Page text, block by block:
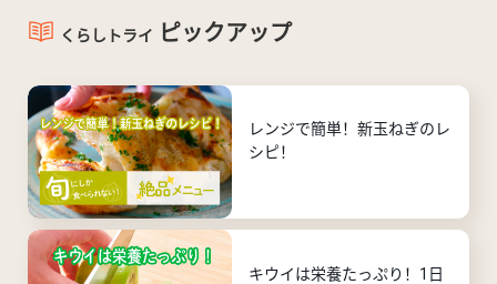
くらしトライ ピックアップ
レンジで簡単！新玉ねぎのレ
シピ！
キウイは栄養たっぷり！1日